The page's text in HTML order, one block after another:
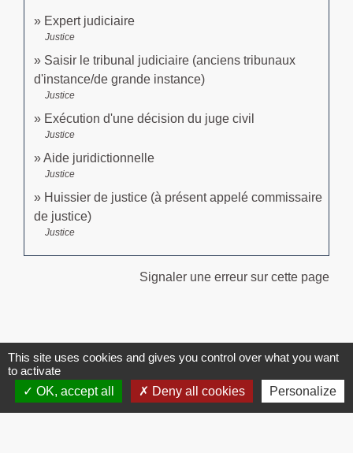
Expert judiciaire
Justice
Saisir le tribunal judiciaire (anciens tribunaux
d'instance/de grande instance)
Justice
Exécution d'une décision du juge civil
Justice
Aide juridictionnelle
Justice
Huissier de justice (à présent appelé commissaire
de justice)
Justice
Signaler une erreur sur cette page
Contacts
Commune de Brissac
3 place de la Mairie
This site uses cookies and gives you control over what you want
to activate
OK, accept all
Deny all cookies Personalize